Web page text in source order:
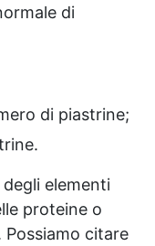
di
di piastrine;
elementi
proteine ​​o
citare